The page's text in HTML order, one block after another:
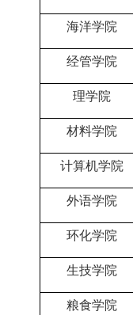
海洋学院
经管学院
理学院
材料学院
计算机学院
外语学院
环化学院
生技学院
粮食学院